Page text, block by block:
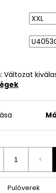
Változat
Pulóverek